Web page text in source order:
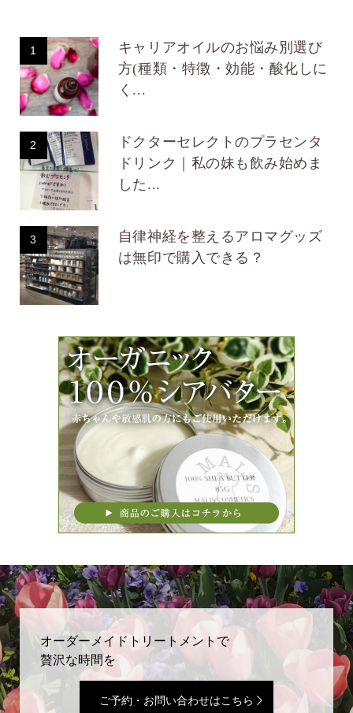
1
キャリアオイルのお悩み別選び
方(種類・特徴・効能・酸化しに
く...
2
ドクターセレクトのプラセンタ
ドリンク｜私の妹も飲み始めま
した...
3
自律神経を整えるアロマグッズ
は無印で購入できる？
オーダーメイドトリートメントで
贅沢な時間を
ご予約・お問い合わせはこちら